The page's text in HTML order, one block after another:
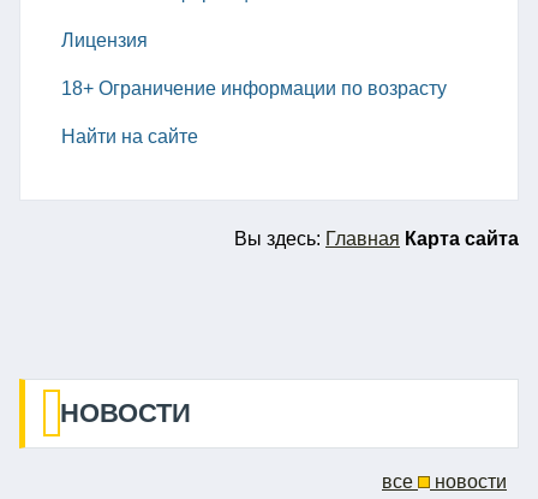
Лицензия
18+ Ограничение информации по возрасту
Найти на сайте
Вы здесь: Главная Карта сайта
НОВОСТИ
все новости